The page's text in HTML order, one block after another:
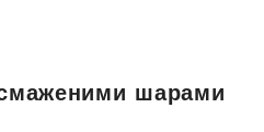
шарами